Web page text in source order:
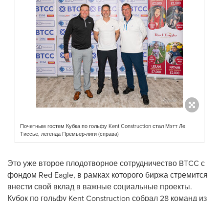
Почетным гостем Кубка по гольфу Kent Construction стал Мэтт Ле
Тиссье, легенда Премьер-лиги (справа)
Это уже второе плодотворное сотрудничество BTCC с
фондом Red Eagle, в рамках которого биржа стремится
внести свой вклад в важные социальные проекты.
Кубок по гольфу Kent Construction собрал 28 команд из